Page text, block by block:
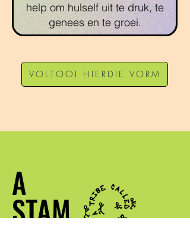
help om hulself uit te druk, te
genees en te groei.
VOLTOOI HIERDIE VORM
A
STAM